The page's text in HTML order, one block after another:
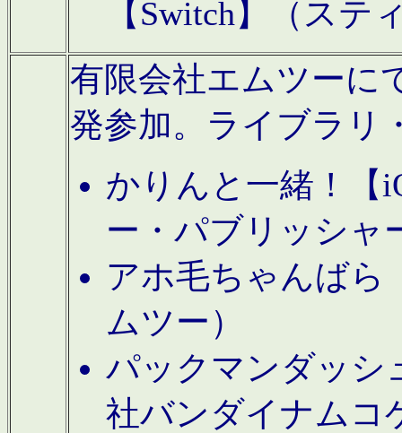
【Switch】（ステ
有限会社エムツーに
発参加。ライブラリ
かりんと一緒！【
ー・パブリッシャ
アホ毛ちゃんばら
ムツー）
パックマンダッシ
社バンダイナムコ